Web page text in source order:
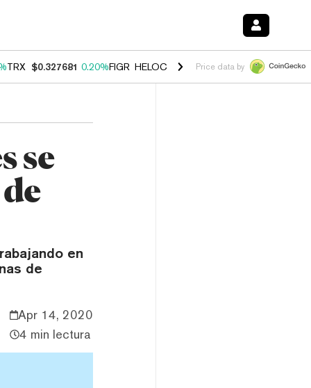
TRX $0.327681 0.20%FIGR_HELOC $1.023 -1.20%HYPE $54.29 -
Price data by
se
en
de
Apr 14, 2020
4 min lectura